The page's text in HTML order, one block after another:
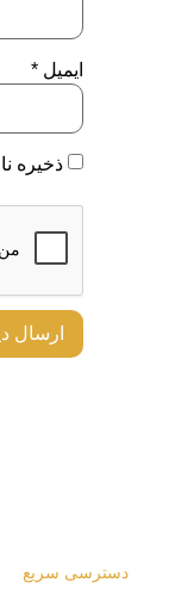
ایمیل *
ذخیره
دسترسی سریع